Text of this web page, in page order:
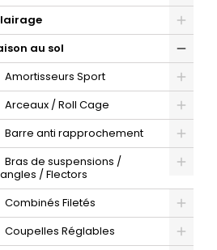
au sol
Amortisseurs Sport
Arceaux / Roll Cage
Barre anti rapprochement
Bras de suspensions /
/ Flectors
Combinés Filetés
Coupelles Réglables